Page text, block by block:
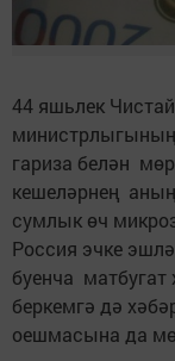
44 яшьлек
министрлыгының
гариза белән
кешеләрнең
сумлык өч
Россия эчке
буенча
беркемгә дә
оешмасына да